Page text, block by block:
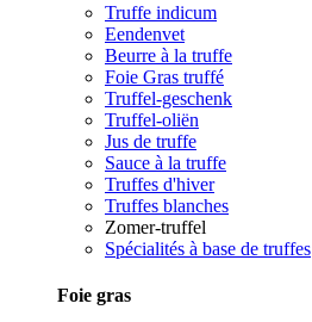
Truffe indicum
Eendenvet
Beurre à la truffe
Foie Gras truffé
Truffel-geschenk
Truffel-oliën
Jus de truffe
Sauce à la truffe
Truffes d'hiver
Truffes blanches
Zomer-truffel
Spécialités à base de truffes
Foie gras